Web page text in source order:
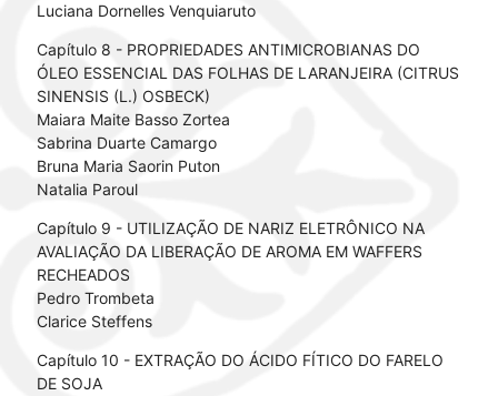
Luciana Dornelles Venquiaruto
Capítulo 8 - PROPRIEDADES ANTIMICROBIANAS DO
ÓLEO ESSENCIAL DAS FOLHAS DE LARANJEIRA (CITRUS
SINENSIS (L.) OSBECK)
Maiara Maite Basso Zortea
Sabrina Duarte Camargo
Bruna Maria Saorin Puton
Natalia Paroul
Capítulo 9 - UTILIZAÇÃO DE NARIZ ELETRÔNICO NA
AVALIAÇÃO DA LIBERAÇÃO DE AROMA EM WAFFERS
RECHEADOS
Pedro Trombeta
Clarice Steffens
Capítulo 10 - EXTRAÇÃO DO ÁCIDO FÍTICO DO FARELO
DE SOJA